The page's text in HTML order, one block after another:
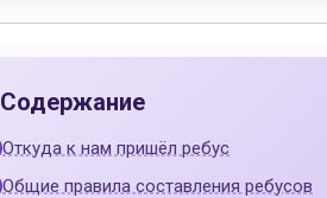
Содержание
Откуда к нам пришёл ребус
Общие правила составления ребусов